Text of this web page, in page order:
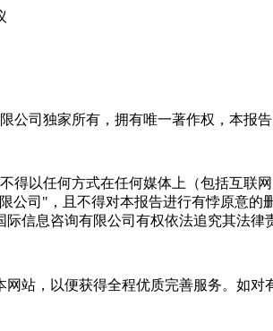
公司独家所有，拥有唯一著作权，本
得以任何方式在任何媒体上（包括互联
公司"，且不得对本报告进行有悖原意
信息咨询有限公司有权依法追究其法律
站，以便获得全程优质完善服务。如